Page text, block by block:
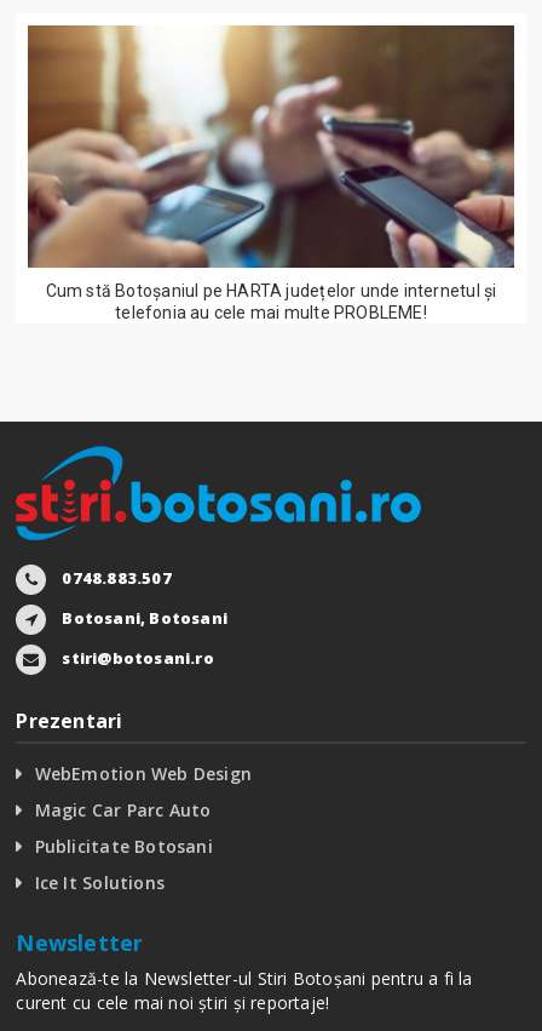
Cum stă Botoșaniul pe HARTA județelor unde internetul și
telefonia au cele mai multe PROBLEME!
0748.883.507
Botosani, Botosani
stiri@botosani.ro
Prezentari
WebEmotion Web Design
Magic Car Parc Auto
Publicitate Botosani
Ice It Solutions
Newsletter
Abonează-te la Newsletter-ul Stiri Botoșani pentru a fi la
curent cu cele mai noi știri și reportaje!